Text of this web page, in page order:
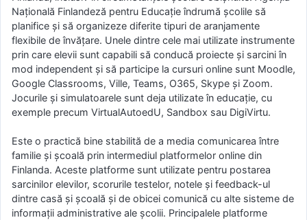
Națională Finlandeză pentru Educație îndrumă școlile să
planifice și să organizeze diferite tipuri de aranjamente
flexibile de învățare. Unele dintre cele mai utilizate instrumente
prin care elevii sunt capabili să conducă proiecte și sarcini în
mod independent și să participe la cursuri online sunt Moodle,
Google Classrooms, Ville, Teams, O365, Skype și Zoom.
Jocurile și simulatoarele sunt deja utilizate în educație, cu
exemple precum VirtualAutoedU, Sandbox sau DigiVirtu.
Este o practică bine stabilită de a media comunicarea între
familie și școală prin intermediul platformelor online din
Finlanda. Aceste platforme sunt utilizate pentru postarea
sarcinilor elevilor, scorurile testelor, notele și feedback-ul
dintre casă și școală și de obicei comunică cu alte sisteme de
informații administrative ale școlii. Principalele platforme